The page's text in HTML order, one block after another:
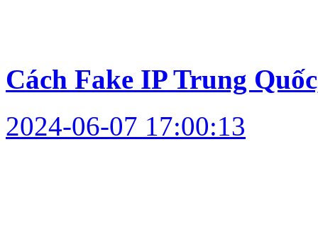
Cách Fake IP Trung
2024-06-07 17:00:13